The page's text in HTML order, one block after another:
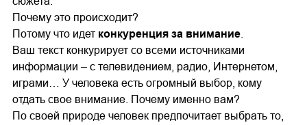
Почему это происходит?
Потому что идет конкуренция за внимание
Ваш текст конкурирует со всеми источниками
информации – с телевидением, радио, Интернетом,
играми… У человека есть огромный выбор, кому
отдать свое внимание. Почему именно вам?
По своей природе человек предпочитает выбрать то,